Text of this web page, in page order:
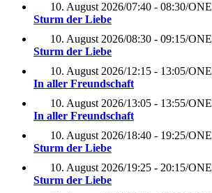
10. August 2026/07:40 - 08:30/ONE
Sturm der Liebe
10. August 2026/08:30 - 09:15/ONE
Sturm der Liebe
10. August 2026/12:15 - 13:05/ONE
In aller Freundschaft
10. August 2026/13:05 - 13:55/ONE
In aller Freundschaft
10. August 2026/18:40 - 19:25/ONE
Sturm der Liebe
10. August 2026/19:25 - 20:15/ONE
Sturm der Liebe